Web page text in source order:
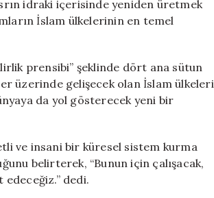
idraki içerisinde yeniden üretmek
İslam ülkelerinin en temel
prensibi” şeklinde dört ana sütun
üzerinde gelişecek olan İslam ülkeleri
da yol gösterecek yeni bir
ve insani bir küresel sistem kurma
belirterek, “Bunun için çalışacak,
dedi.